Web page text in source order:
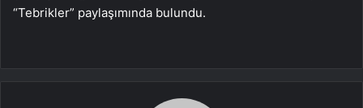
“Tebrikler” paylaşımında bulundu.